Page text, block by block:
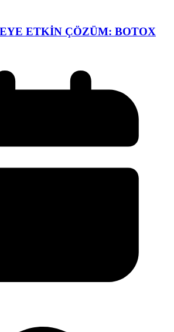
ETKİN ÇÖZÜM: BOTOX